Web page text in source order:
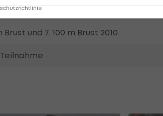
m Brust, 21. 200 m Brust
Brust und 7. 100 m Brust 2010